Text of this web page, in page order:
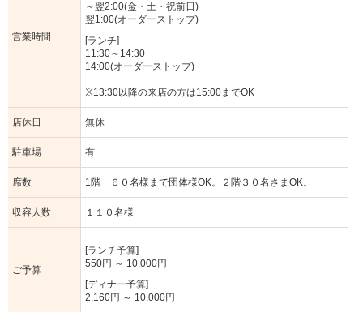
営業時間
～翌2:00(金・土・祝前日)
翌1:00(オーダーストップ)
[ランチ]
11:30～14:30
14:00(オーダーストップ)
※13:30以降の来店の方は15:00までOK
店休日 無休
駐車場 有
席数 1階 ６０名様まで団体様OK。２階３０名さまOK。
収容人数 １１０名様
ご予算
[ランチ予算]
550円 ～ 10,000円
[ディナー予算]
2,160円 ～ 10,000円